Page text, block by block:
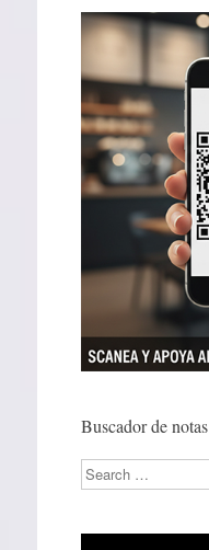
Buscador de notas
Search